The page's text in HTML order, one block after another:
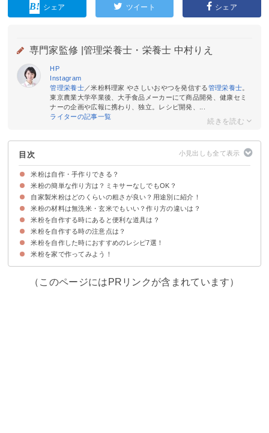
シェア ツイート シェア
専門家監修 | 管理栄養士・栄養士 中村りえ
HP
Instagram
管理栄養士／米粉料理家 やさしいおやつを発信する管理栄養士
東京農業大学卒業後、大手食品メーカーにて商品開発、健康セミ
ナーの企画や広報に携わり、独立。レシピ開発、...
ライターの記事一覧
目次
米粉は自作・手作りできる？
そもそも米粉とは？
米粉の簡単な作り方は？ミキサーなしでもOK？
材料
用意する道具
作り方・手順
家にミキサーなしの場合の代用品は？
自家製米粉はどのくらいの粗さが良い？用途別に紹介！
①パン・ケーキ系の生地の場合は微小粒に仕上げる
②餅・団子はほどほどの細かさで十分
③揚げ衣やクッキーは粗くてもOK
米粉の材料は無洗米・玄米でもいい？作り方の違いは？
無洗米だと下処理を省ける
玄米を使うと玄米粉になる
米粉を自作する時にあると便利な道具は？
①ふるい
②保存容器
③クッキングシート
④すり鉢
⑤木べらやスパチュラ
米粉を自作する時の注意点は？
①なるべく早く消費する
②少量ずつ作る
米粉を自作した時におすすめのレシピ7選！
①簡単米粉蒸しパン
②米粉のみたらし団子
③米粉のういろう
④米粉うどん
⑤米粉クッキー
⑥米粉パンケーキ
⑦米粉豆乳スープ
米粉を家で作ってみよう！
（このページにはPRリンクが含まれています）